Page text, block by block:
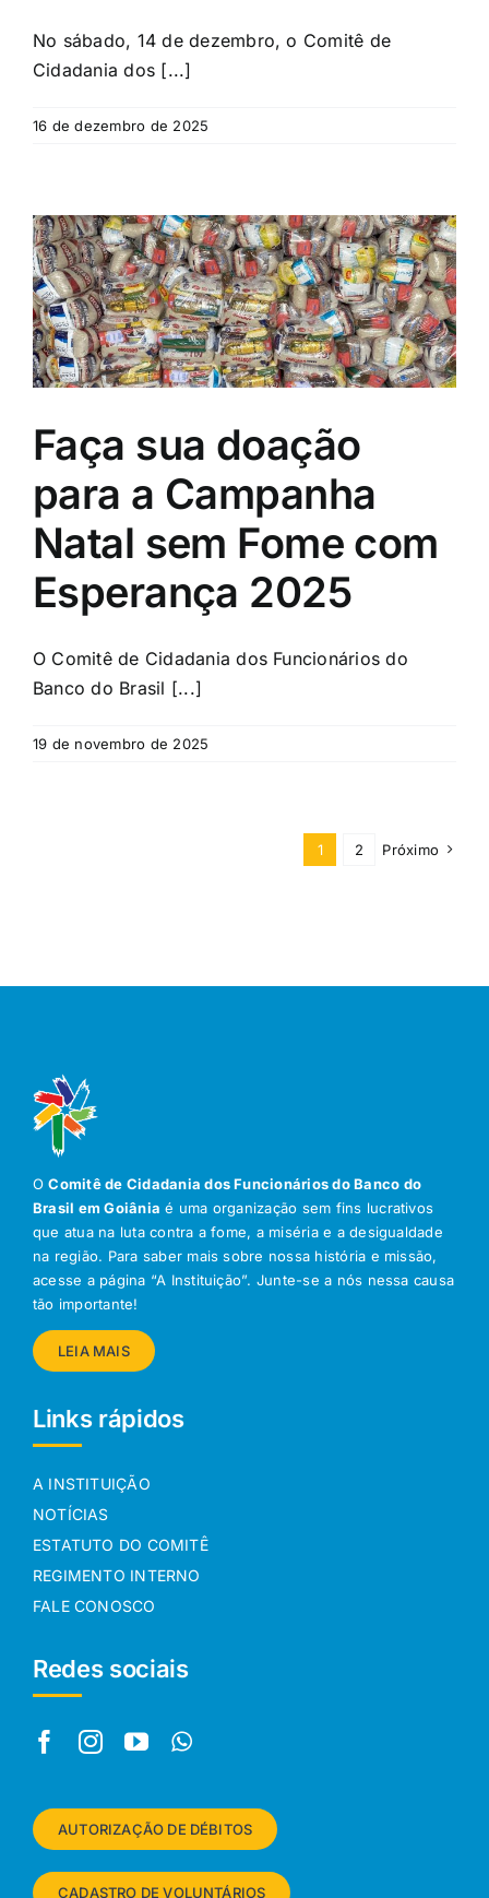
No sábado, 14 de dezembro, o Comitê de
Cidadania dos [...]
16 de dezembro de 2025
Faça sua doação
para a Campanha
Natal sem Fome com
Esperança 2025
O Comitê de Cidadania dos Funcionários do
Banco do Brasil [...]
19 de novembro de 2025
1 2 Próximo
OComitê de Cidadania dos Funcionários do Banco do
Brasil em Goiânia é uma organização sem fins lucrativos
que atua na luta contra a fome, a miséria e a desigualdade
na região. Para saber mais sobre nossa história e missão,
acesse a página “A Instituição”. Junte-se a nós nessa causa
tão importante!
LEIA MAIS
Links rápidos
A INSTITUIÇÃO
NOTÍCIAS
ESTATUTO DO COMITÊ
REGIMENTO INTERNO
FALE CONOSCO
Redes sociais
AUTORIZAÇÃO DE DÉBITOS
CADASTRO DE VOLUNTÁRIOS